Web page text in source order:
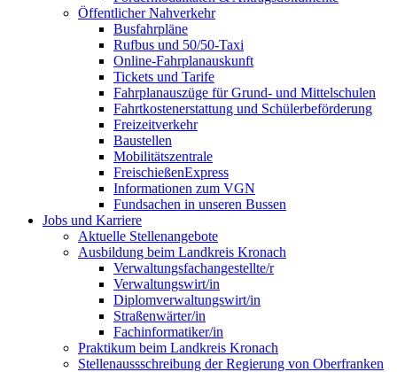
Öffentlicher Nahverkehr
Busfahrpläne
Rufbus und 50/50-Taxi
Online-Fahrplanauskunft
Tickets und Tarife
Fahrplanauszüge für Grund- und Mittelschulen
Fahrtkostenerstattung und Schülerbeförderung
Freizeitverkehr
Baustellen
Mobilitätszentrale
FreischießenExpress
Informationen zum VGN
Fundsachen in unseren Bussen
Jobs und Karriere
Aktuelle Stellenangebote
Ausbildung beim Landkreis Kronach
Verwaltungsfachangestellte/r
Verwaltungswirt/in
Diplomverwaltungswirt/in
Straßenwärter/in
Fachinformatiker/in
Praktikum beim Landkreis Kronach
Stellenaussschreibung der Regierung von Oberfranken